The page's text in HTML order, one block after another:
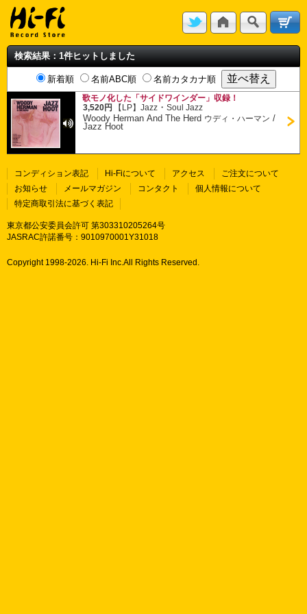
検索結果：1件ヒットしました
新着順 名前ABC順 名前カタカナ順
歌モノ化した「サイドワインダー」収録！
3,520円
【LP】Jazz ・Soul Jazz
Woody Herman And The Herd ウディ・ハーマン /
Jazz Hoot
コンディション表記 Hi-Fiについて アクセス
ご注文について
お知らせ
メールマガジン コンタクト
個人情報について
特定商取引法に基づく表記
東京都公安委員会許可 第303310205264号
JASRAC許諾番号：9010970001Y31018
Copyright 1998-2026. Hi-Fi Inc.All Rights Reserved.